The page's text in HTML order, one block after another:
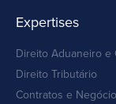
Expertises
Direito Aduaneiro e
Direito Tributário
Contratos e